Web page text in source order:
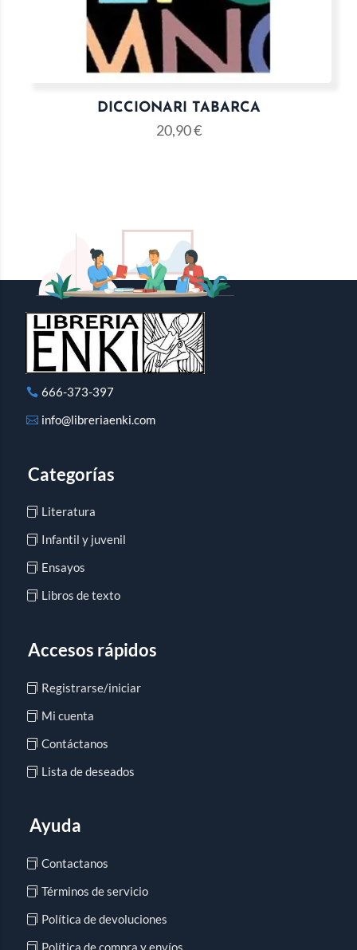
DICCIONARI TABARCA
20,90€
666-373-397
info@libreriaenki.com
Categorías
Literatura
Infantil y juvenil
Ensayos
Libros de texto
Accesos rápidos
Registrarse/iniciar
Mi cuenta
Contáctanos
Lista de deseados
Ayuda
Contactanos
Términos de servicio
Política de devoluciones
Política de compra y envíos